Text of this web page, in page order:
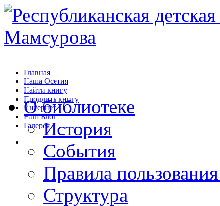
Главная
Наша Осетия
Найти книгу
Продлить книгу
Интернет
Наш Блог
Галерея
О библиотеке
История
События
Правила
Структура